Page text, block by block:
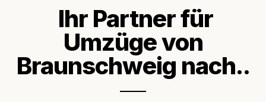
Ihr Partner für
Umzüge von
Braunschweig nach..